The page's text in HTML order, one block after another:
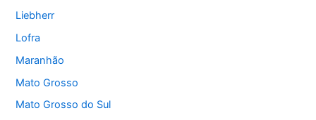
Liebherr
Lofra
Maranhão
Mato Grosso
Mato Grosso do Sul